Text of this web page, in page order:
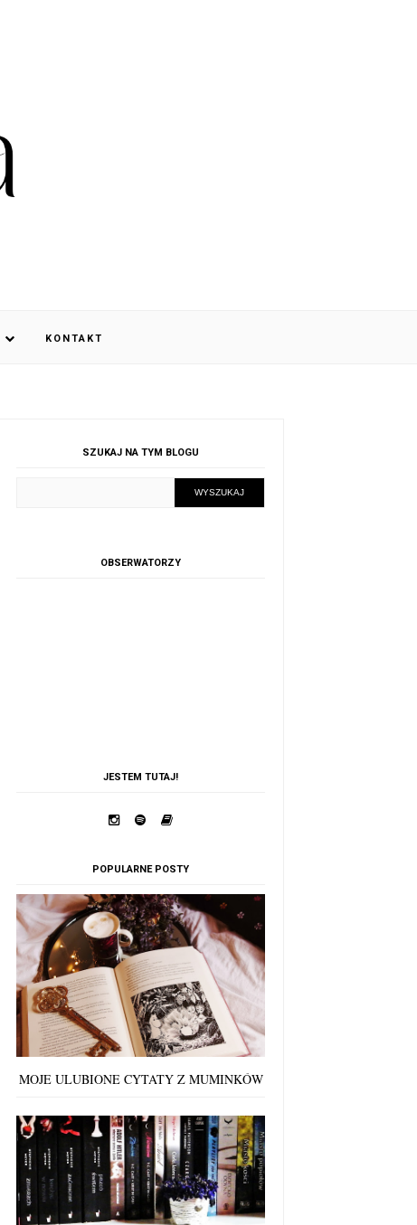
KONTAKT
SZUKAJ NA TYM BLOGU
OBSERWATORZY
JESTEM TUTAJ!
POPULARNE POSTY
MOJE ULUBIONE CYTATY Z MUMINKÓW